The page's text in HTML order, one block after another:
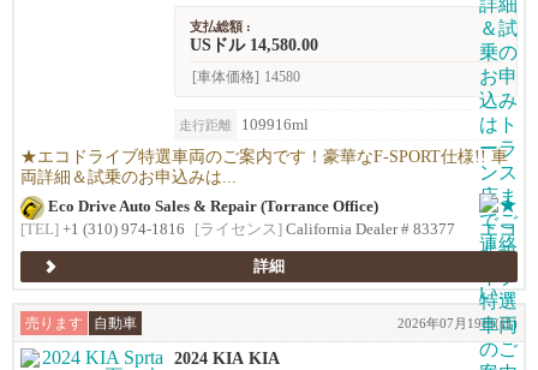
支払総額 :
USドル 14,580.00
[車体価格] 14580
走行距離 109916ml
★エコドライブ特選車両のご案内です！豪華なF-SPORT仕様!! 車
両詳細＆試乗のお申込みは...
Eco Drive Auto Sales & Repair (Torrance Office)
[TEL] +1 (310) 974-1816 [ライセンス] California Dealer # 83377
詳細
売ります 自動車 2026年07月19日(日)
2024 KIA KIA